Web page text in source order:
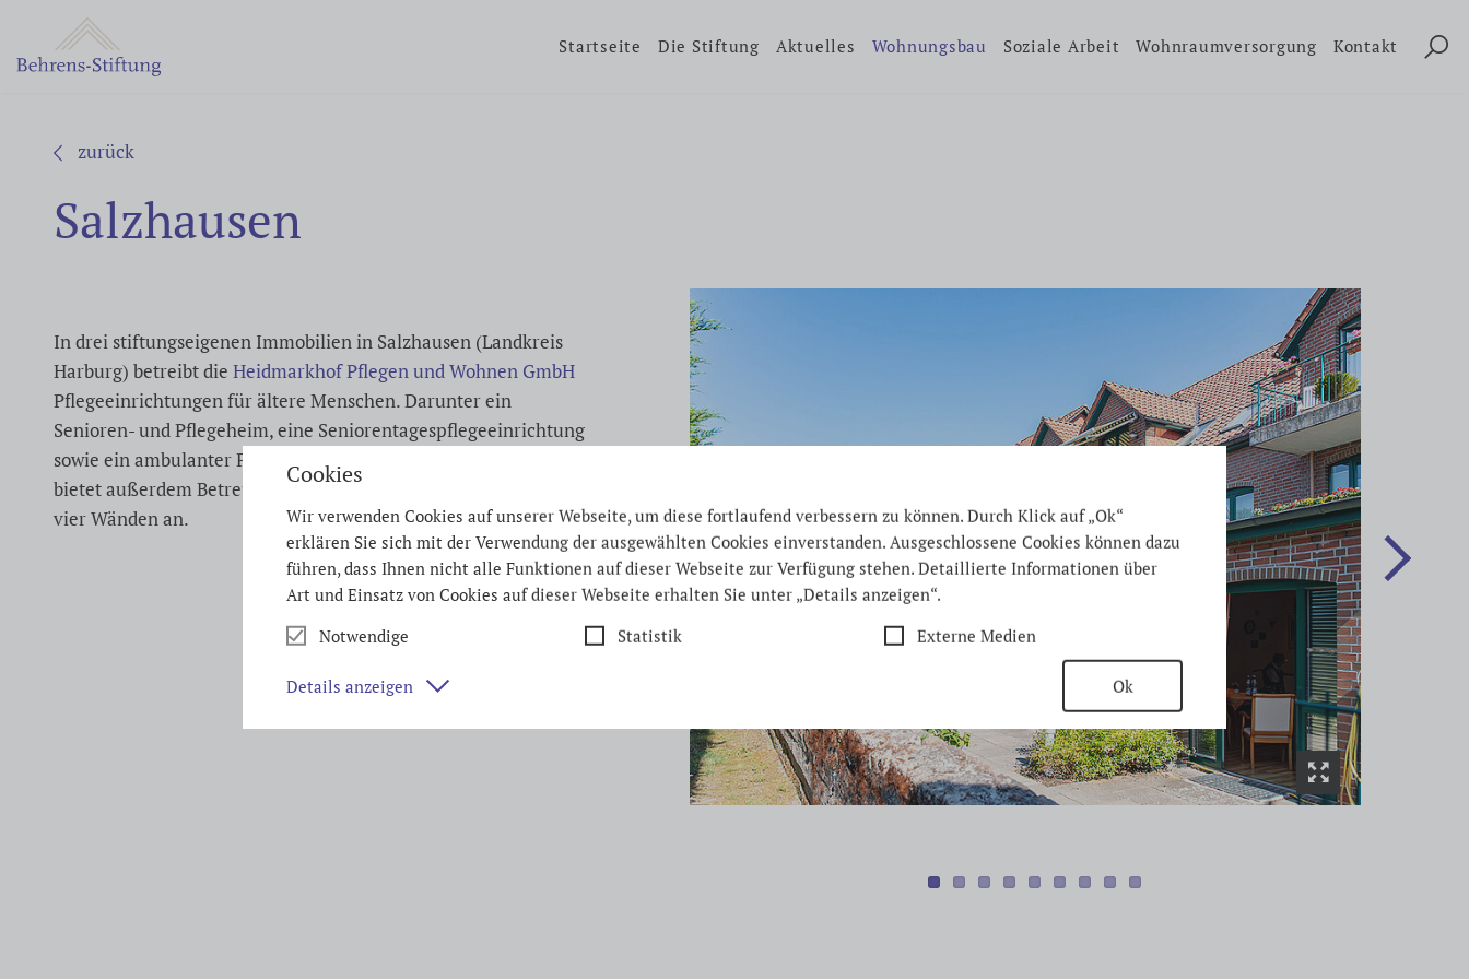
Startseite Die Stiftung Aktuelles Wohnungsbau Soziale Arbeit Wohnraumversorgung Kontakt
zurück
Salzhausen
In drei stiftungseigenen Immobilien in Salzhausen (Landkreis
Harburg) betreibt die Heidmarkhof Pflegen und Wohnen GmbH
Pflegeeinrichtungen für ältere Menschen. Darunter ein
Senioren- und Pflegeheim, eine Seniorentagespflegeeinrichtung
sowie ein ambulanter Pflegedienst. Die Heidmarkhof GmbH
bietet außerdem Betreuung für ältere Menschen in den eigenen
vier Wänden an.
Cookies
Wir verwenden Cookies auf unserer Webseite, um diese fortlaufend verbessern zu können. Durch Klick auf „Ok“
erklären Sie sich mit der Verwendung der ausgewählten Cookies einverstanden. Ausgeschlossene Cookies können dazu
führen, dass Ihnen nicht alle Funktionen auf dieser Webseite zur Verfügung stehen. Detaillierte Informationen über
Art und Einsatz von Cookies auf dieser Webseite erhalten Sie unter „Details anzeigen“.
Notwendige
Statistik Externe Medien
Details anzeigen Ok